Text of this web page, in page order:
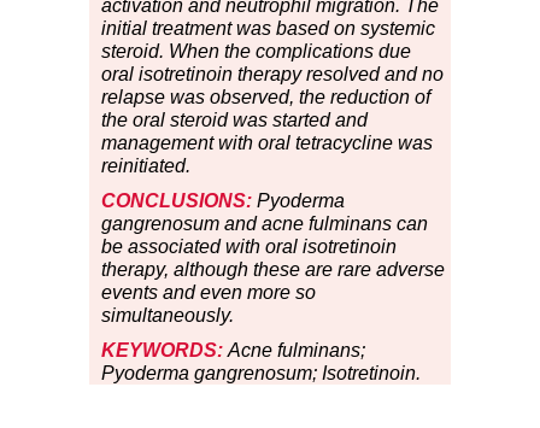
activation and neutrophil migration. The
initial treatment was based on systemic
steroid. When the complications due
oral isotretinoin therapy resolved and no
relapse was observed, the reduction of
the oral steroid was started and
management with oral tetracycline was
reinitiated.
CONCLUSIONS: Pyoderma
gangrenosum and acne fulminans can
be associated with oral isotretinoin
therapy, although these are rare adverse
events and even more so
simultaneously.
KEYWORDS: Acne fulminans;
Pyoderma gangrenosum; Isotretinoin.